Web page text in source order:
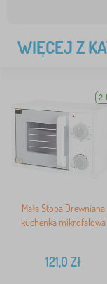
WIĘCEJ Z
2
Mała Stopa Drewniana
kuchenka mikrofalowa
121,0 Zł